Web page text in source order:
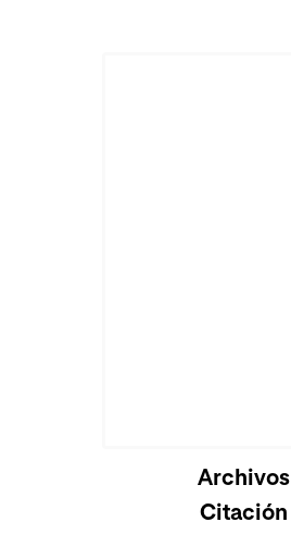
Archivos
Citación